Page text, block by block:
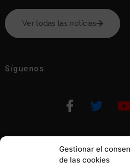
Gestionar el
de las cookies
Ver todas las notícias
Síguenos
Otras formas de ayudar